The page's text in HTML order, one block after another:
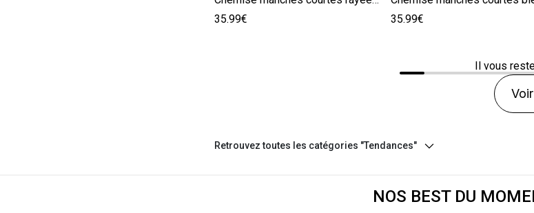
35.99€
35.99€
Il vous
Retrouvez toutes les catégories "Tendances"
NOS BEST DU